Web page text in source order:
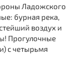
Ладожского
бурная река,
воздух и
Прогулочные
с четырьмя